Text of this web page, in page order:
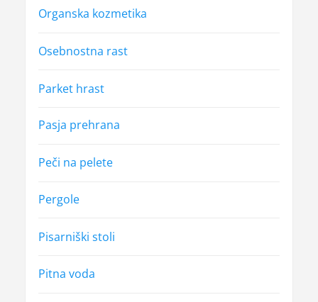
Organska kozmetika
Osebnostna rast
Parket hrast
Pasja prehrana
Peči na pelete
Pergole
Pisarniški stoli
Pitna voda